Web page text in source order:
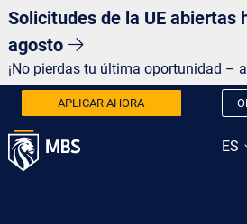
Solicitudes de la UE abiertas
agosto
¡No pierdas tu última oportunidad –
APLICAR AHORA